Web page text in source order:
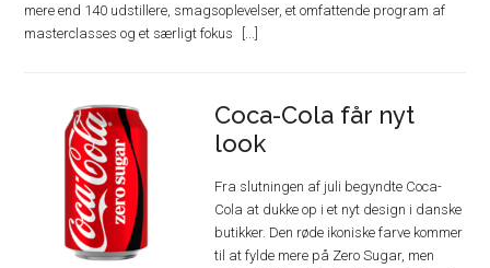
mere end 140 udstillere, smagsoplevelser, et omfattende program af
masterclasses og et særligt fokus
Coca-Cola får nyt
look
Fra slutningen af juli begyndte Coca-
Cola at dukke op i et nyt design i danske
butikker. Den røde ikoniske farve kommer
til at fylde mere på Zero Sugar, men